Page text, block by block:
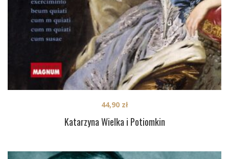
Katarzyna Wielka i Potiomkin
44,90 zł